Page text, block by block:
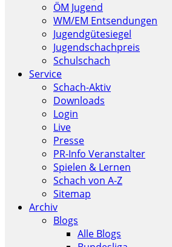
ÖM Jugend
WM/EM Entsendungen
Jugendgütesiegel
Jugendschachpreis
Schulschach
Service
Schach-Aktiv
Downloads
Login
Live
Presse
PR-Info Veranstalter
Spielen & Lernen
Schach von A-Z
Sitemap
Archiv
Blogs
Alle Blogs